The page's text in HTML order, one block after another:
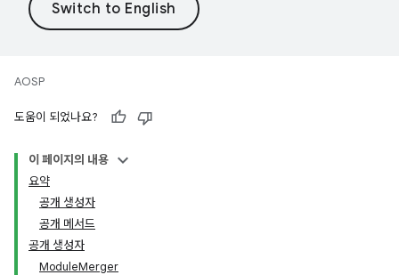
AOSP
도움이 되었나요?
이 페이지의 내용
요약
공개 생성자
공개 메서드
공개 생성자
ModuleMerger